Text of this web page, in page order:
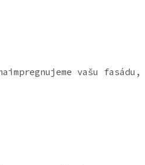
vašu fasádu,